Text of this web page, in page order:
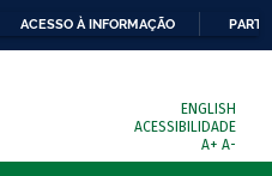
ACESSO À INFORMAÇÃO
ENGLISH
ACESSIBILIDADE
A+ A-